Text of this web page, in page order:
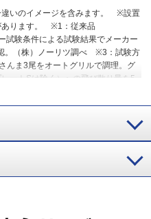
いのイメージを含みます。
※設置
ります。
※1：従来品
試験条件による試験結果でメーカー
。（株）ノーリツ調べ
※3：試験方
んま3尾をオートグリルで調理。グ
ートSは除く）への飛び散り量を5
調べ
※4：３口コンログリル付タ
年間ガス使用量3人家族想定：年間
台のコンロ（省エネ性能カタログ
量より）。燃料単価はLPガス：
も全国平均）。3口コンログリル付き